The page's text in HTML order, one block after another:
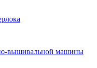
вышивальной машины